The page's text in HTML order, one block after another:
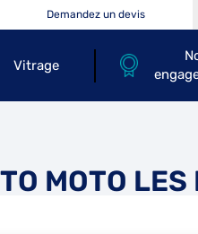
Vitrage
Demandez un devis
MOTO LES